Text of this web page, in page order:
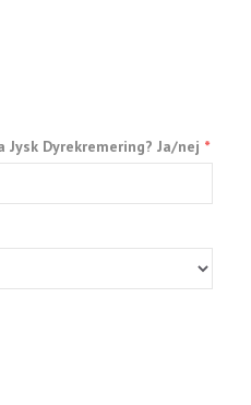
Dyrekremering? Ja/nej